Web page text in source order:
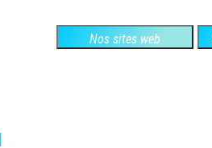
Nos sites web